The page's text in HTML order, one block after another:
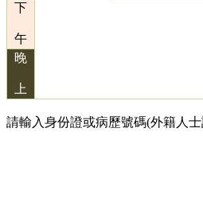
下
午
晚
上
請輸入身份證或病歷號碼(外籍人